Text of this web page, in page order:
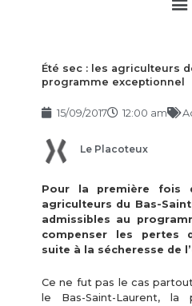
Été sec : les agriculteurs
programme exceptionnel
15/09/2017 12:00 am
Le Placoteux
Pour la première fois
agriculteurs du Bas-
admissibles au
compenser les pertes
suite à la sécheresse de
Ce ne fut pas le cas
le Bas-Saint-Laurent,